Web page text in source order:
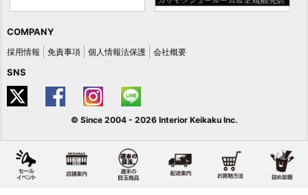
COMPANY
採用情報 免責事項 個人情報法保護 会社概要
SNS
© Since 2004 - 2026 Interior Keikaku Inc.